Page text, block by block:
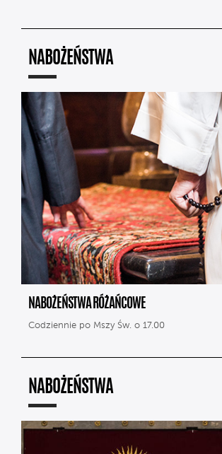
NABOŻEŃSTWA
NABOŻEŃSTWA RÓŻAŃCOWE
Codziennie po Mszy Św. o 17.00
NABOŻEŃSTWA